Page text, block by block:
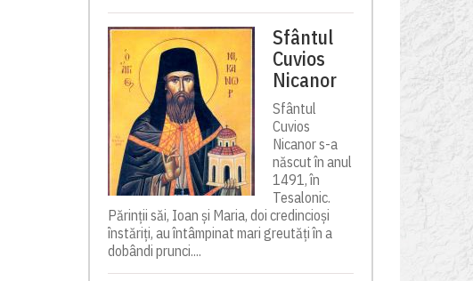
Sfântul
Cuvios
Nicanor
Sfântul
Cuvios
Nicanor s-a
născut în anul
1491, în
Tesalonic.
Părinții săi, Ioan și Maria, doi credincioși
înstăriți, au întâmpinat mari greutăți în a
dobândi prunci....